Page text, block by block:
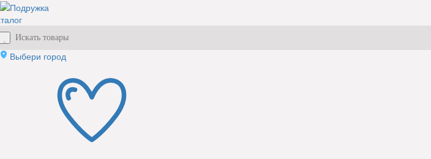
Выбери город